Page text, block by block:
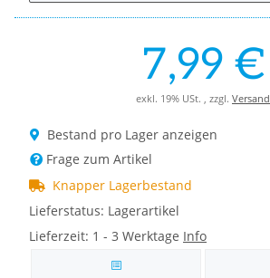
7,99 €
exkl. 19% USt. , zzgl. Versand
Bestand pro Lager anzeigen
Frage zum Artikel
Knapper Lagerbestand
Lieferstatus: Lagerartikel
Lieferzeit: 1 - 3 Werktage Info